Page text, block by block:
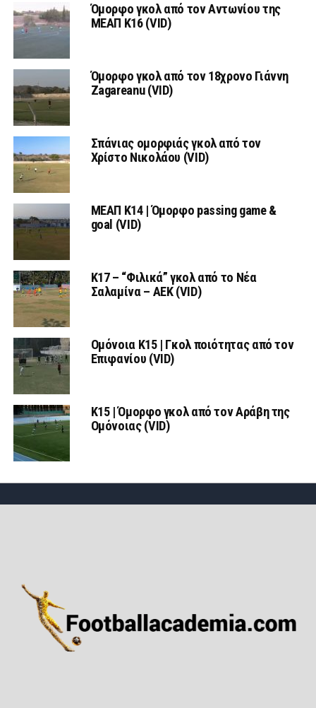
Όμορφο γκολ από τον Αντωνίου της
ΜΕΑΠ Κ16 (VID)
Όμορφο γκολ από τον 18χρονο Γιάννη
Zagareanu (VID)
Σπάνιας ομορφιάς γκολ από τον
Χρίστο Νικολάου (VID)
ΜΕΑΠ Κ14 | Όμορφο passing game &
goal (VID)
K17 – “Φιλικά” γκολ από το Νέα
Σαλαμίνα – ΑΕΚ (VID)
Ομόνοια Κ15 | Γκολ ποιότητας από τον
Επιφανίου (VID)
Κ15 | Όμορφο γκολ από τον Αράβη της
Ομόνοιας (VID)